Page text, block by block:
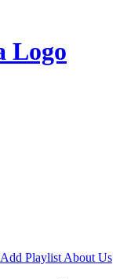
Add Playlist About Us